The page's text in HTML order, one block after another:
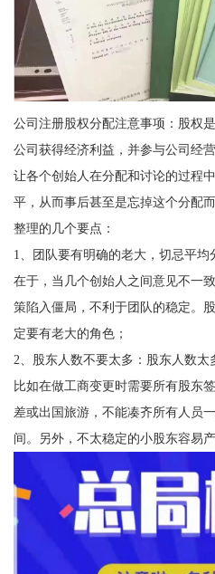
公司注册股权分配注意事项：股权
公司获得经济利益，并参与公司经
让各个创始人在分配和讨论的过程
平，从而事后甚至是忘掉这个分配
整理的几个要点：
1、团队要有明确的老大，切忌平
在于，当几个创始人之间意见不一
策陷入僵局，不利于团队的稳定。
定要有老大的角色；
2、股东人数不要太多：股东人数太
比如在做工商变更时需要所有股东
差或出国旅游，不能凑齐所有人员
间。另外，不太稳定的小股东容易